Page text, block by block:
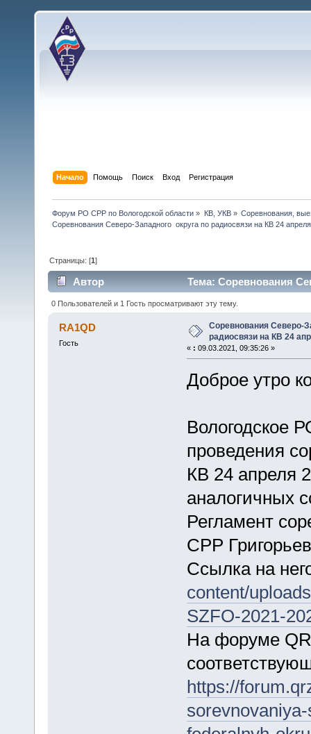
Начало Помощь Поиск Вход Регистрация
Форум РО СРР по Вологодской области » КВ, УКВ» Соревнования,
Соревнования Северо-Западного  округа по радиосвязи на КВ 24
Страницы: [1]
Автор
Тема: Соревнования
(Прочитано 42525 раз)
0 Пользователей и 1 Гость просматривают эту тему.
RA1QD
Гость
Соревнования Северо-
радиосвязи на КВ 24
« : 09.03.2021, 09:35:26 »
Доброе утро
Вологодское
проведения
КВ 24 апреля
аналогичных
Регламент
СРР
Ссылка на
content/
SZFO-2021-
На форуме
https://